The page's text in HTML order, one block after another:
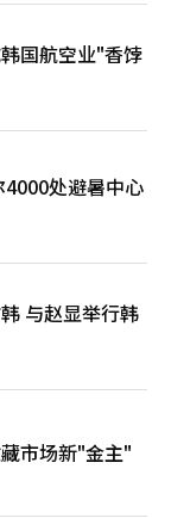
国航空业"香饽
处避暑中心
与赵显举行韩
市场新"金主"